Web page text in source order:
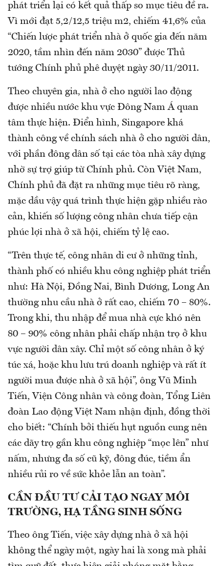
phát triển lại có kết quả thấp so mục tiêu đề ra.
Vì mới đạt 5,2/12,5 triệu m2, chiếm 41,6% của
“Chiến lược phát triển nhà ở quốc gia đến năm
2020, tầm nhìn đến năm 2030” được Thủ
tướng Chính phủ phê duyệt ngày 30/11/2011.
Theo chuyên gia, nhà ở cho người lao động
được nhiều nước khu vực Đông Nam Á quan
tâm thực hiện. Điển hình, Singapore khá
thành công về chính sách nhà ở cho người dân,
với phần đông dân số tại các tòa nhà xây dựng
nhờ sự trợ giúp từ Chính phủ. Còn Việt Nam,
Chính phủ đã đặt ra những mục tiêu rõ ràng,
mặc dầu vậy quá trình thực hiện gặp nhiều rào
cản, khiến số lượng công nhân chưa tiếp cận
phúc lợi nhà ở xã hội, chiếm tỷ lệ cao.
“Trên thực tế, công nhân di cư ở những tỉnh,
thành phố có nhiều khu công nghiệp phát triển
như: Hà Nội, Đồng Nai, Bình Dương, Long An
thường nhu cầu nhà ở rất cao, chiếm 70 – 80%.
Trong khi, thu nhập để mua nhà cực khó nên
80 – 90% công nhân phải chấp nhận trọ ở khu
vực người dân xây. Chỉ một số công nhân ở ký
túc xá, hoặc khu lưu trú doanh nghiệp và rất ít
người mua được nhà ở xã hội”, ông Vũ Minh
Tiến, Viện Công nhân và công đoàn, Tổng Liên
đoàn Lao động Việt Nam nhận định, đồng thời
cho biết: “Chính bởi thiếu hụt nguồn cung nên
các dãy trọ gần khu công nghiệp “mọc lên” như
nấm, nhưng đa số cũ kỹ, đông đúc, tiềm ẩn
nhiều rủi ro về sức khỏe lẫn an toàn”.
CẦN ĐẦU TƯ CẢI TẠO NGAY MÔI
TRƯỜNG, HẠ TẦNG SINH SỐNG
Theo ông Tiến, việc xây dựng nhà ở xã hội
không thể ngày một, ngày hai là xong mà phải